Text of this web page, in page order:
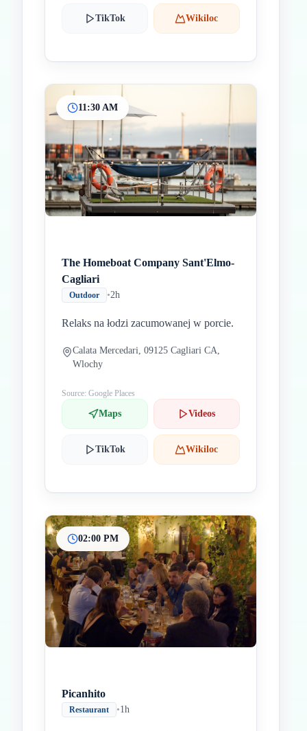
TikTok Wikiloc
11:30 AM
The Homeboat Company Sant'Elmo-
Cagliari
Outdoor •2h
Relaks na łodzi zacumowanej w porcie.
Calata Mercedari, 09125 Cagliari CA,
Wlochy
Source: Google Places
Maps Videos
TikTok Wikiloc
02:00 PM
Picanhito
Restaurant •1h